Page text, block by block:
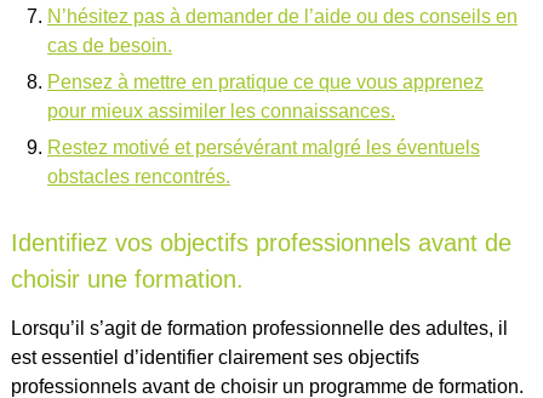
N’hésitez pas à demander de l’aide ou des conseils en
cas de besoin.
Pensez à mettre en pratique ce que vous apprenez
pour mieux assimiler les connaissances.
Restez motivé et persévérant malgré les éventuels
obstacles rencontrés.
Identifiez vos objectifs professionnels avant de
choisir une formation.
Lorsqu’il s’agit de formation professionnelle des adultes, il
est essentiel d’identifier clairement ses objectifs
professionnels avant de choisir un programme de formation.